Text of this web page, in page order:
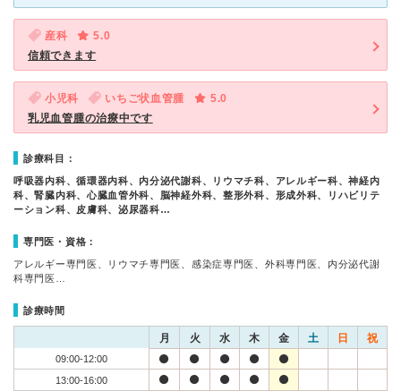
産科
5.0
信頼できます
小児科 いちご状血管腫
5.0
乳児血管腫の治療中です
診療科目：
呼吸器内科、循環器内科、内分泌代謝科、リウマチ科、アレルギー科、神経内
科、腎臓内科、心臓血管外科、脳神経外科、整形外科、形成外科、リハビリテ
ーション科、皮膚科、泌尿器科…
専門医・資格：
アレルギー専門医、リウマチ専門医、感染症専門医、外科専門医、内分泌代謝
科専門医…
診療時間
月 火 水 木 金 土 日 祝
09:00-12:00
13:00-16:00